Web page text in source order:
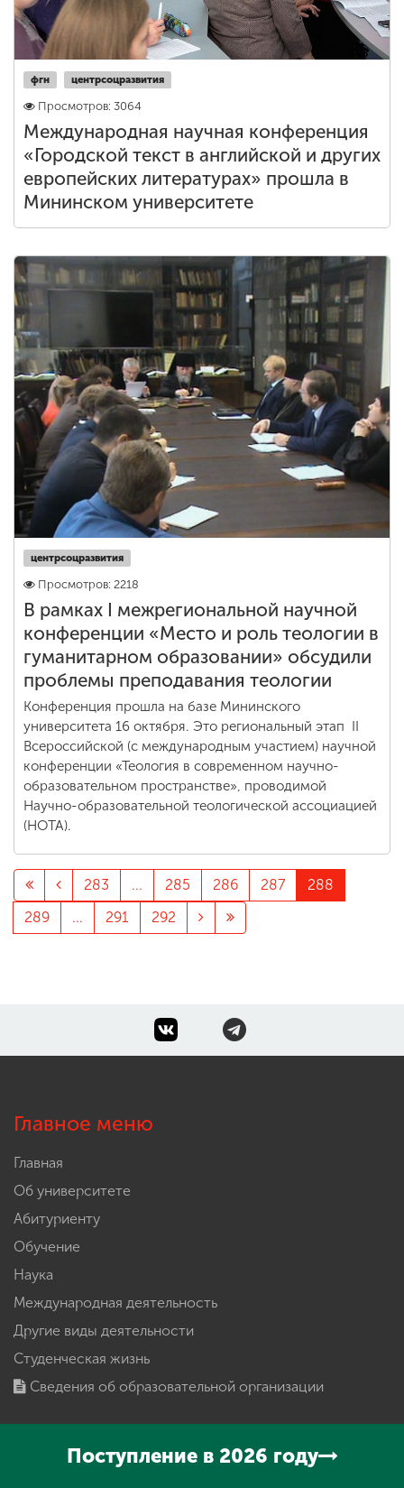
фгн центрсоцразвития
Просмотров: 3064
Международная научная конференция
«Городской текст в английской и других
европейских литературах» прошла в
Мининском университете
центрсоцразвития
Просмотров: 2218
В рамках I межрегиональной научной
конференции «Место и роль теологии в
гуманитарном образовании» обсудили
проблемы преподавания теологии
Конференция прошла на базе Мининского
университета 16 октября. Это региональный этап II
Всероссийской (с международным участием) научной
конференции «Теология в современном научно-
образовательном пространстве», проводимой
Научно-образовательной теологической ассоциацией
(НОТА).
283 ... 285 286 287
288
289
... 291 292
Главное меню
Главная
Об университете
Абитуриенту
Обучение
Наука
Международная деятельность
Другие виды деятельности
Студенческая жизнь
Сведения об образовательной организации
Проект «Инженерный навигатор»
Поступление в 2026 году